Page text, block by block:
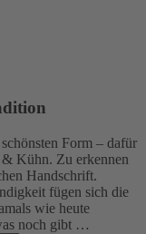
Form – dafür
& Kühn. Zu erkennen
Handschrift.
fügen sich die
wie heute
noch gibt …